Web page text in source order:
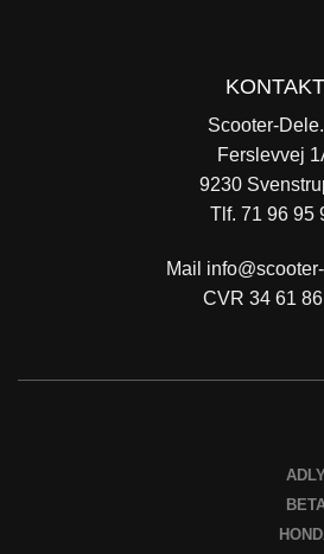
KONTAKT
Scooter-
Ferslevvej
9230
Tlf. 71 96 95
Mail
CVR 34 61
ADLY